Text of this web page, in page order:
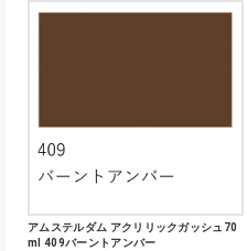
アムステルダム アクリリックガッシュ70
ml 409バーントアンバー